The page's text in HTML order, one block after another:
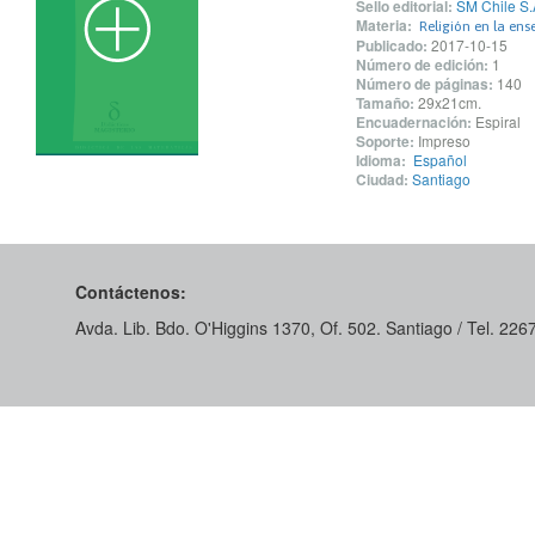
Sello editorial: SM Chile
Materia: Religión en la
Publicado: 2017-10-15
Número de edición: 1
Número de páginas: 140
Tamaño: 29x21cm.
Encuadernación: Espiral
Soporte: Impreso
Idioma: Español
Ciudad: Santiago
Contáctenos:
Avda. Lib. Bdo. O'Higgins 1370, Of. 502. Santiago / Tel.